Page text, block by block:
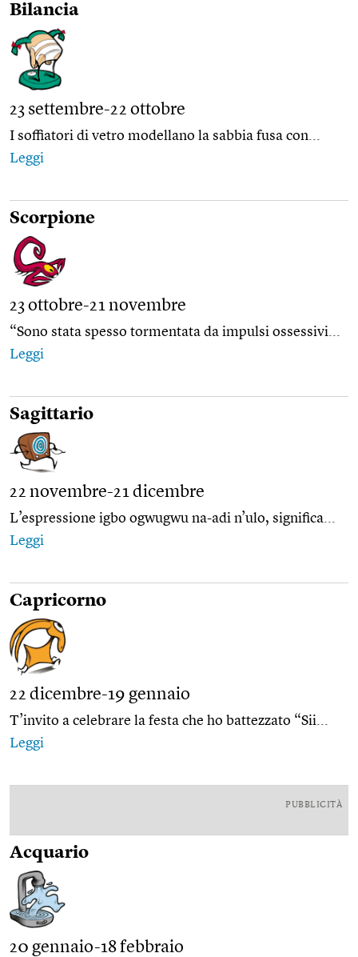
Bilancia
23 settembre-22 ottobre
I soffiatori di vetro modellano la sabbia fusa con...
Leggi
Scorpione
23 ottobre-21 novembre
“Sono stata spesso tormentata da impulsi ossessivi...
Leggi
Sagittario
22 novembre-21 dicembre
L’espressione igbo ogwugwu na-adi n’ulo, significa...
Leggi
Capricorno
22 dicembre-19 gennaio
T’invito a celebrare la festa che ho battezzato “Sii...
Leggi
PUBBLICITÀ
Acquario
20 gennaio-18 febbraio